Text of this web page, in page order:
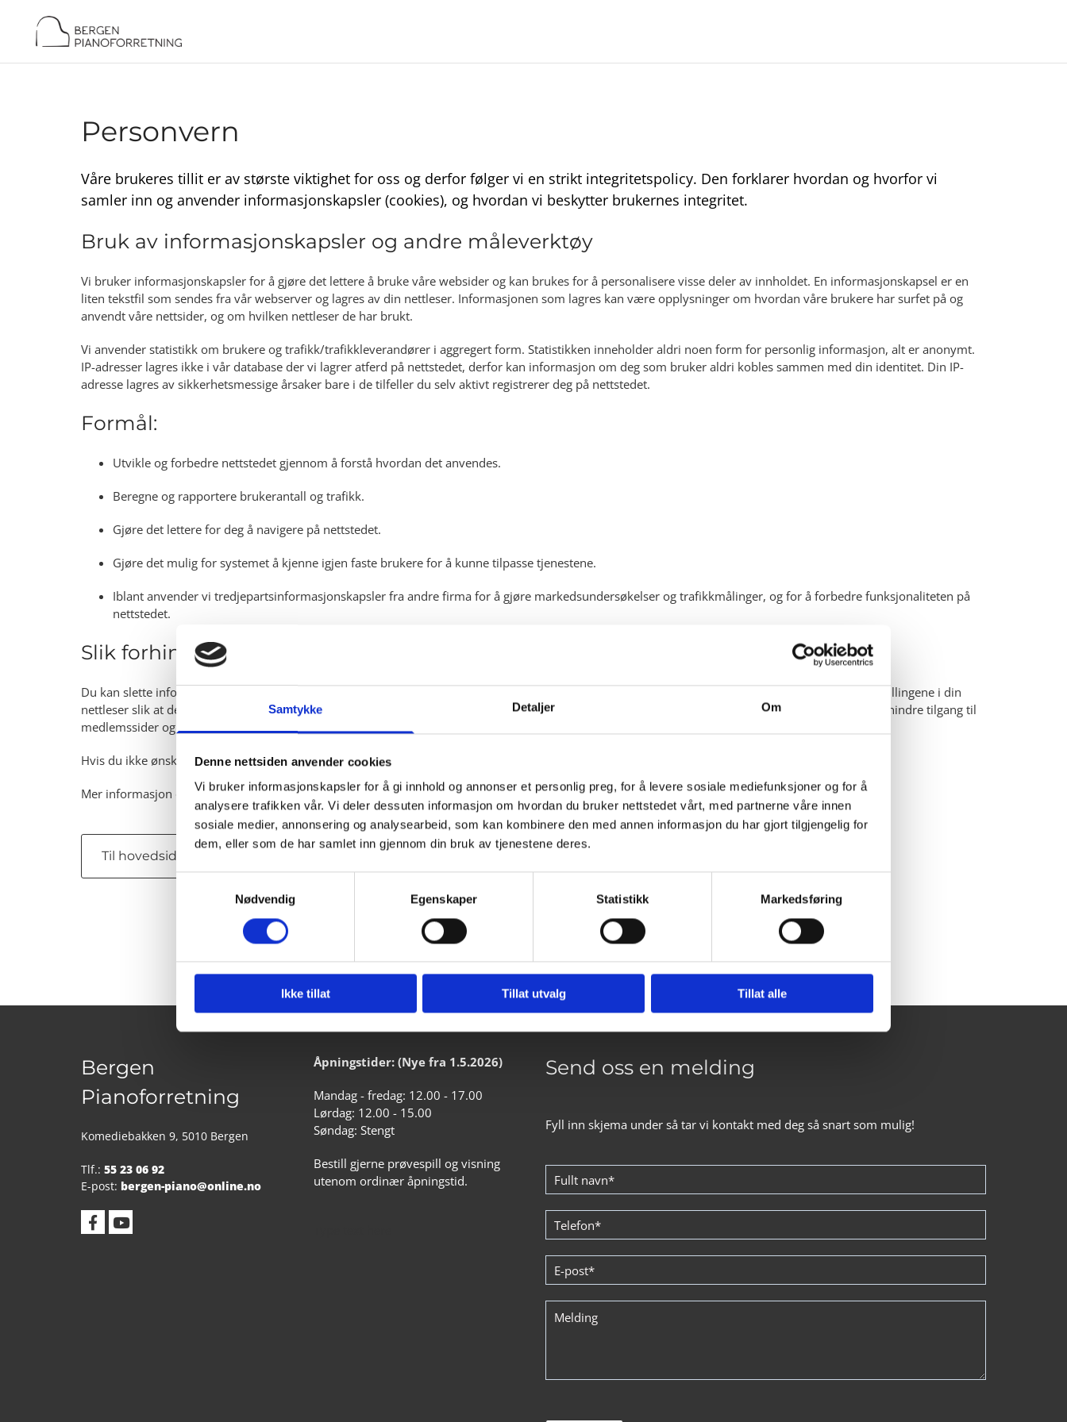
Samtykke Detaljer Om
Denne nettsiden anvender cookies
Vi bruker informasjonskapsler for å gi innhold og annonser et personlig preg, for å levere sosiale mediefunksjoner og for å
analysere trafikken vår. Vi deler dessuten informasjon om hvordan du bruker nettstedet vårt, med partnerne våre innen
sosiale medier, annonsering og analysearbeid, som kan kombinere den med annen informasjon du har gjort tilgjengelig for
dem, eller som de har samlet inn gjennom din bruk av tjenestene deres.
Samtykkevalg
Nødvendig
Egenskaper Statistikk Markedsføring
Ikke tillat Tillat utvalg Tillat alle
Personvern
Våre brukeres tillit er av største viktighet for oss og derfor følger vi en strikt integritetspolicy. Den forklarer hvordan og hvorfor vi
samler inn og anvender informasjonskapsler (cookies), og hvordan vi beskytter brukernes integritet.
Bruk av informasjonskapsler og andre måleverktøy
Vi bruker informasjonskapsler for å gjøre det lettere å bruke våre websider og kan brukes for å personalisere visse deler av innholdet. En informasjonskapsel er en
liten tekstfil som sendes fra vår webserver og lagres av din nettleser. Informasjonen som lagres kan være opplysninger om hvordan våre brukere har surfet på og
anvendt våre nettsider, og om hvilken nettleser de har brukt.
Vi anvender statistikk om brukere og trafikk/trafikkleverandører i aggregert form. Statistikken inneholder aldri noen form for personlig informasjon, alt er anonymt.
IP-adresser lagres ikke i vår database der vi lagrer atferd på nettstedet, derfor kan informasjon om deg som bruker aldri kobles sammen med din identitet. Din IP-
adresse lagres av sikkerhetsmessige årsaker bare i de tilfeller du selv aktivt registrerer deg på nettstedet.
Formål:
Utvikle og forbedre nettstedet gjennom å forstå hvordan det anvendes.
Beregne og rapportere brukerantall og trafikk.
Gjøre det lettere for deg å navigere på nettstedet.
Gjøre det mulig for systemet å kjenne igjen faste brukere for å kunne tilpasse tjenestene.
Iblant anvender vi tredjepartsinformasjonskapsler fra andre firma for å gjøre markedsundersøkelser og trafikkmålinger, og for å forbedre funksjonaliteten på
nettstedet.
Slik forhindrer du at informasjonskapsler lagres
Du kan slette informasjonskapsler fra din harddisk når som helst, men dette gjør at dine personlige innstillinger forsvinner. Du kan også endre innstillingene i din
nettleser slik at den ikke tillater at informasjonskapsler lagres på din harddisk. Dette gir imidlertid dårligere funksjonalitet på visse websider, kan forhindre tilgang til
medlemssider og gjøre at deler av innhold og enkelte funksjoner ikke blir tilgjengelige.
Hvis du ikke ønsker å bli sporet av Google Analytics kan dette deaktiveres på adressen:
Mer informasjon om hvordan du kan unngå informasjonskapsler kan du lese på www.allaboutcookies.org.
Til hovedsiden
Bergen
Pianoforretning
Komediebakken 9, 5010 Bergen
Tlf.: 55 23 06 92
E-post: bergen-piano@online.no
Åpningstider: (Nye fra 1.5.2026)
Mandag - fredag: 12.00 - 17.00
Lørdag: 12.00 - 15.00
Søndag: Stengt
Bestill gjerne prøvespill og visning
utenom ordinær åpningstid.
Send oss en melding
Fyll inn skjema under så tar vi kontakt med deg så snart som mulig!